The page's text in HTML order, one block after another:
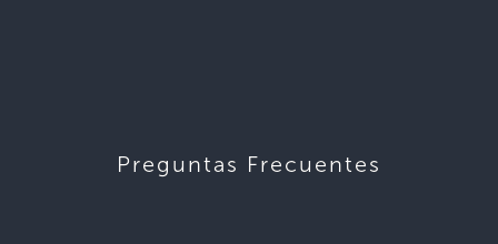
Preguntas Frecuentes